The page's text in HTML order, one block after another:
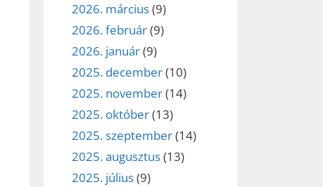
2026. március(9)
2026. február(9)
2026. január(9)
2025. december(10)
2025. november(14)
2025. október(13)
2025. szeptember(14)
2025. augusztus(13)
2025. július(9)